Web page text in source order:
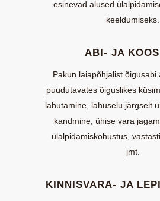
esinevad alused
keeldumiseks.
ABI- JA
Pakun laiapõhjalist õigusabi
puudutavates õiguslikes
lahutamine, lahuselu järgselt
kandmine, ühise vara
ülalpidamiskohustus,
jmt.
KINNISVARA- JA